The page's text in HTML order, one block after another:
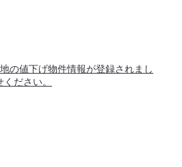
の値下げ物件情報が登録されまし
ださい。